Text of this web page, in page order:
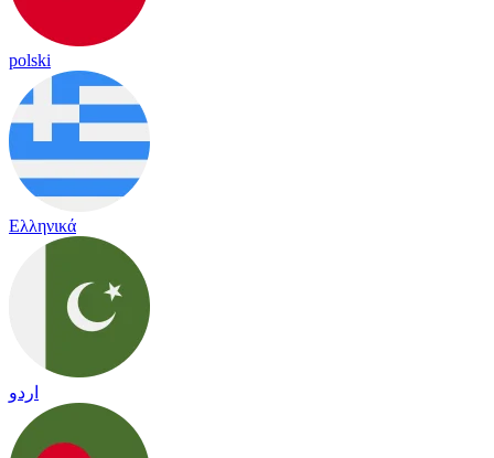
polski
Ελληνικά
اردو